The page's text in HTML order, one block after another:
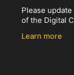
Please
of the Digital
Learn more